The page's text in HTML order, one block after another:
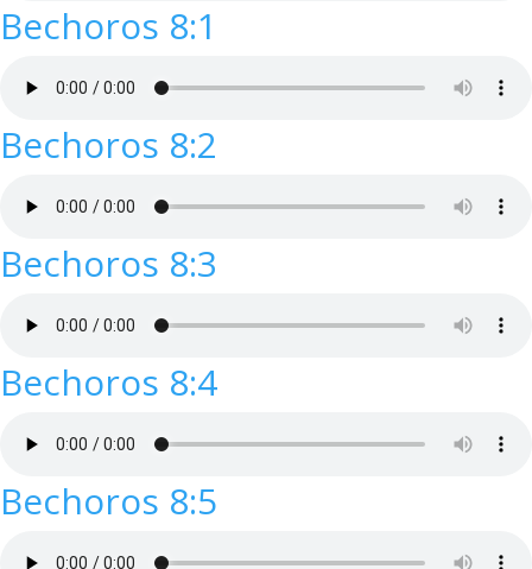
Bechoros 8:1
Bechoros 8:2
Bechoros 8:3
Bechoros 8:4
Bechoros 8:5